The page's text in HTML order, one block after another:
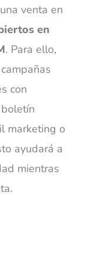
venta en
en
. Para ello,
con
marketing o
ayudará a
mientras